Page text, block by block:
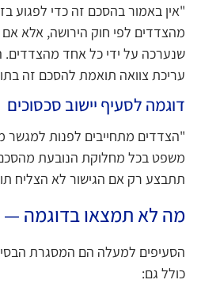
"אין באמור בהסכם זה כדי לפגוע
מהצדדים לפי חוק הירושה, אלא
שנערכה על ידי כל אחד מהצדדים.
עריכת צוואה תואמת להסכם זה בתוך 60 יום
דוגמה לסעיף יישוב סכסוכים
"הצדדים מתחייבים לפנות למגשר
משפט בכל מחלוקת הנובעת
תתבצע רק אם הגישור לא הצליח תוך 60 יום
מה לא תמצאו בדוגמה —
הסעיפים למעלה הם המסגרת
כולל גם: